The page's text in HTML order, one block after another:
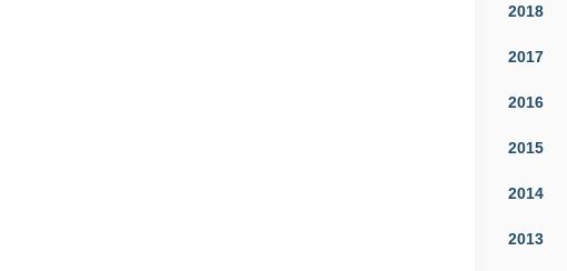
2018
2017
2016
2015
2014
2013